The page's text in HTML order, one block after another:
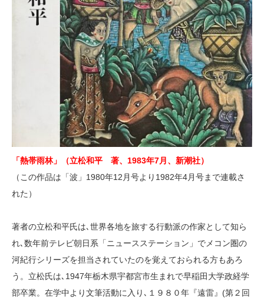
「熱帯雨林」（立松和平 著、1983年7月、新潮社）
（この作品は「波」1980年12月号より1982年4月号まで連載さ
れた）
著者の立松和平氏は､世界各地を旅する行動派の作家として知ら
れ､数年前テレビ朝日系「ニュースステーション」でメコン圏の
河紀行シリーズを担当されていたのを覚えておられる方もあろ
う。立松氏は､1947年栃木県宇都宮市生まれで早稲田大学政経学
部卒業。在学中より文筆活動に入り､１９８０年『遠雷』(第２回